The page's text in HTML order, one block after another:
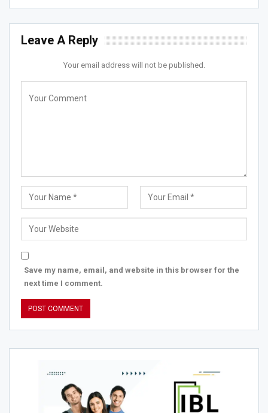
Leave A Reply
Your email address will not be published.
Save my name, email, and website in this browser for the
next time I comment.